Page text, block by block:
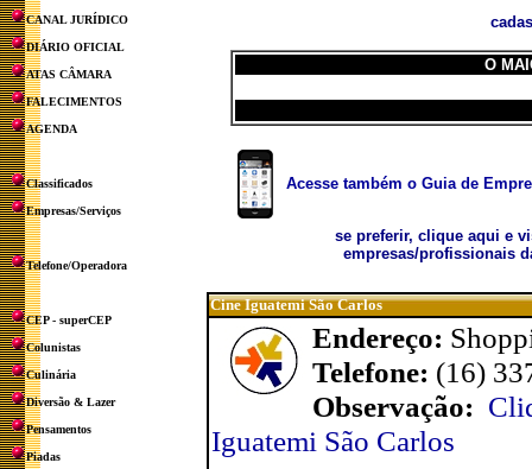
CANAL JURÍDICO
DIÁRIO OFICIAL
ATAS CÂMARA
FALECIMENTOS
AGENDA
Classificados
Empresas/Serviços
Telefone/Operadora
CEP - superCEP
Colunistas
Culinária
Diversão & Lazer
Pensamentos
Piadas
O
Acesse também o Guia de
se preferir, clique aqui e
empresas/profissionais
Cine Iguatemi São Carlos
Endereço:
Telefone: (16)
Observação:
Iguatemi São Carlos